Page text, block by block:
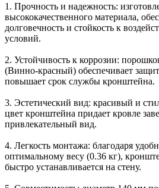
1. Прочность и надежность:
высококачественного материала,
долговечность и стойкость к
условий.
2. Устойчивость к коррозии:
(Винно-красный) обеспечивает
повышает срок службы кронштейна.
3. Эстетический вид: красивый и
цвет кронштейна придает кровле
привлекательный вид.
4. Легкость монтажа: благодаря
оптимальному весу (0.36 кг),
быстро устанавливается на стену.